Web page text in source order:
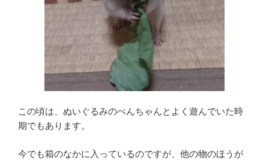
この頃は、ぬいぐるみのぺんちゃんとよく遊んでいた時
期でもあります。
今でも箱のなかに入っているのですが、他の物のほうが